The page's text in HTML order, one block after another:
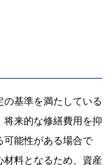
基準を満たしている
将来的な修繕費用を抑
可能性がある場合で
材料となるため、資産